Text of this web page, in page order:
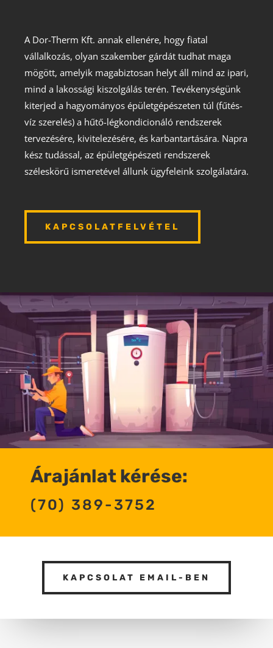
A Dor-Therm Kft. annak ellenére, hogy fiatal
vállalkozás, olyan szakember gárdát tudhat maga
mögött, amelyik magabiztosan helyt áll mind az ipari,
mind a lakossági kiszolgálás terén. Tevékenységünk
kiterjed a hagyományos épületgépészeten túl (fűtés-
víz szerelés) a hűtő-légkondicionáló rendszerek
tervezésére, kivitelezésére, és karbantartására. Napra
kész tudással, az épületgépészeti rendszerek
széleskörű ismeretével állunk ügyfeleink szolgálatára.
KAPCSOLATFELVÉTEL
Árajánlat kérése:
(70) 389-3752
KAPCSOLAT EMAIL-BEN